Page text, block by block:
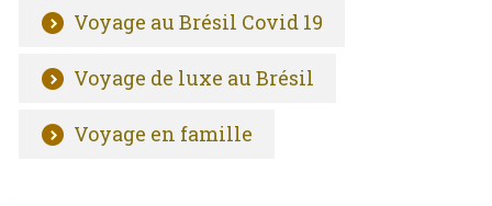
Voyage au Brésil Covid 19
Voyage de luxe au Brésil
Voyage en famille